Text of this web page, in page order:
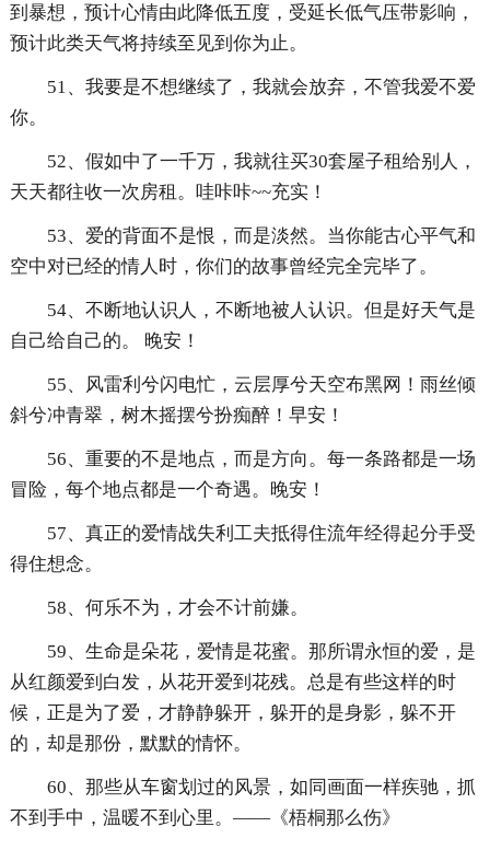
到暴想，预计心情由此降低五度，受延长低气压带影响，
预计此类天气将持续至见到你为止。
51、我要是不想继续了，我就会放弃，不管我爱不爱
你。
52、假如中了一千万，我就往买30套屋子租给别人，
天天都往收一次房租。哇咔咔~~充实！
53、爱的背面不是恨，而是淡然。当你能古心平气和
空中对已经的情人时，你们的故事曾经完全完毕了。
54、不断地认识人，不断地被人认识。但是好天气是
自己给自己的。 晚安！
55、风雷利兮闪电忙，云层厚兮天空布黑网！雨丝倾
斜兮冲青翠，树木摇摆兮扮痴醉！早安！
56、重要的不是地点，而是方向。每一条路都是一场
冒险，每个地点都是一个奇遇。晚安！
57、真正的爱情战失利工夫抵得住流年经得起分手受
得住想念。
58、何乐不为，才会不计前嫌。
59、生命是朵花，爱情是花蜜。那所谓永恒的爱，是
从红颜爱到白发，从花开爱到花残。总是有些这样的时
候，正是为了爱，才静静躲开，躲开的是身影，躲不开
的，却是那份，默默的情怀。
60、那些从车窗划过的风景，如同画面一样疾驰，抓
不到手中，温暖不到心里。——《梧桐那么伤》